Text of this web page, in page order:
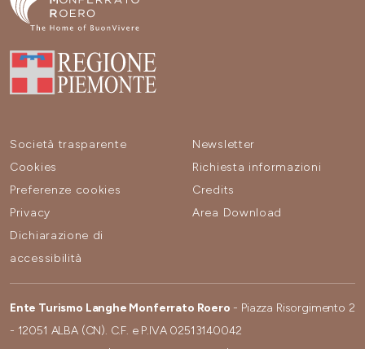
Società trasparente
Cookies
Preferenze cookies
Privacy
Dichiarazione di
accessibilità
Newsletter
Richiesta informazioni
Credits
Area Download
Ente Turismo Langhe Monferrato Roero - Piazza Risorgimento 2
- 12051 ALBA (CN). C.F. e P.IVA 02513140042